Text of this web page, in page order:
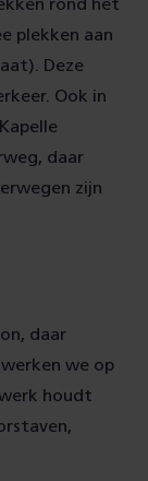
rond het
plekken aan
Deze
Ook in
daar
zijn
daar
we op
houdt